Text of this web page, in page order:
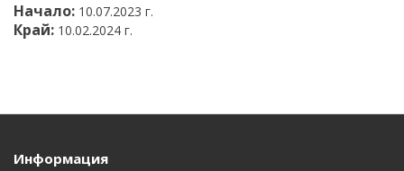
Начало: 10.07.2023 г.
Край: 10.02.2024 г.
Информация